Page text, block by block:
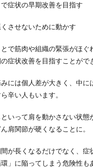
で症状の早期改善を目指す
させないために動かす
で筋肉や組織の緊張がほぐ
症状改善を目指すことがで
には個人差が大きく、中に
辛い人もいます。
いって肩を動かさない状態
肩関節が硬くなることに。
が長くなるだけでなく、症
」に陥ってしまう危険性も